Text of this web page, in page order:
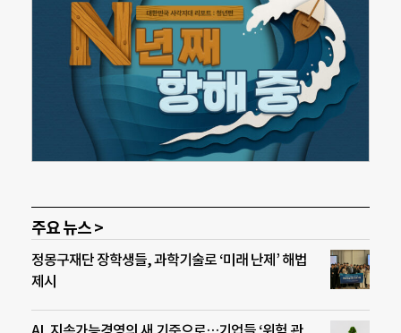
주요 뉴스 >
정몽구재단 장학생들, 과학기술로 ‘미래 난제’ 해법
제시